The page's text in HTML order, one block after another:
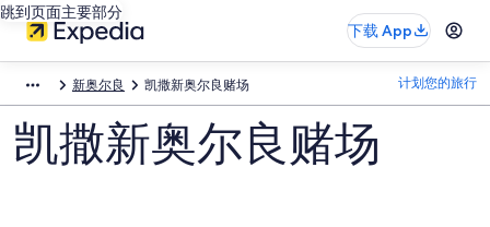
跳到页面主要部分
下载 App
新奥尔良 凯撒新奥尔良赌场 计划您的旅行
凯撒新奥尔良赌场